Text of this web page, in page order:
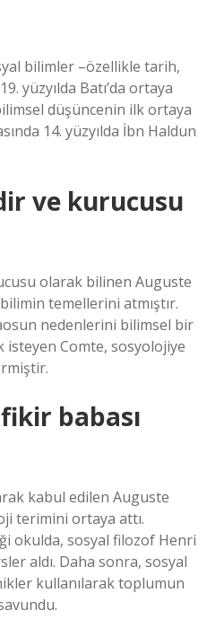
bilimler –özellikle tarih,
yüzyılda Batı’da ortaya
düşüncenin ilk ortaya
14. yüzyılda İbn Haldun
ve kurucusu
olarak bilinen Auguste
temellerini atmıştır.
nedenlerini bilimsel bir
isteyen Comte, sosyolojiye
babası
kabul edilen Auguste
terimini ortaya attı.
okulda, sosyal filozof Henri
aldı. Daha sonra, sosyal
kullanılarak toplumun